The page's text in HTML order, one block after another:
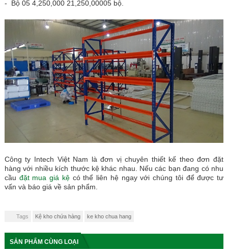
- Bộ 05 4,250,000 21,250,00005 bộ.
Công ty Intech Việt Nam là đơn vị chuyên thiết kế theo đơn đặt
hàng với nhiều kích thước kệ khác nhau. Nếu các bạn đang có nhu
cầu đặt mua giá kệcó thể liên hệ ngay với chúng tôi để được tư
vấn và báo giá về sản phẩm.
Tags Kệ kho chứa hàng ke kho chua hang
SẢN PHẨM CÙNG LOẠI